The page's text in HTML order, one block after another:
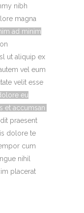
nibh
magna
ad minim
ut aliquip ex
vel eum
velit esse
eu
et accumsan
praesent
dolore te
cum
nihil
placerat